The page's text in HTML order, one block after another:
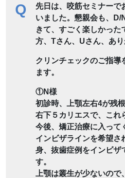
Q
先日は、咬筋セミナーで
いました。懇親会も、D/
きて、すごく楽しかった
方、Tさん、Uさん、あ
クリンチェックのご指導
ます。
①N様
初診時、上顎左右4が残
右下５カリエスで、これ
今後、矯正治療に入って
インビザラインを希望さ
身、抜歯症例をインビザ
す。
上顎は叢生が少ないの